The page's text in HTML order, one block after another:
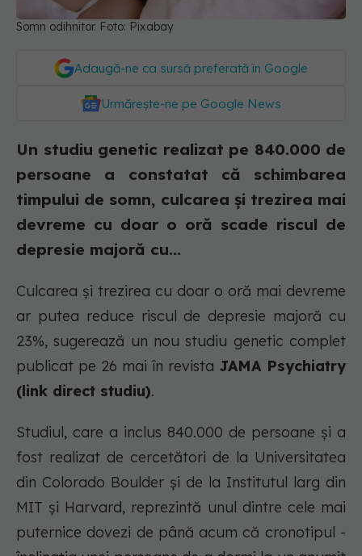
Somn odihnitor. Foto: Pixabay
Adaugă-ne ca sursă preferată în Google
Urmărește-ne pe Google News
Un studiu genetic realizat pe 840.000 de
persoane a constatat că schimbarea
timpului de somn, culcarea și trezirea mai
devreme cu doar o oră scade riscul de
depresie majoră cu...
Culcarea și trezirea cu doar o oră mai devreme
ar putea reduce riscul de depresie majoră cu
23%, sugerează un nou studiu genetic complet
publicat pe 26 mai în revista JAMA Psychiatry
(link direct studiu).
Studiul, care a inclus 840.000 de persoane și a
fost realizat de cercetători de la Universitatea
din Colorado Boulder și de la Institutul larg din
MIT și Harvard, reprezintă unul dintre cele mai
puternice dovezi de până acum că cronotipul -